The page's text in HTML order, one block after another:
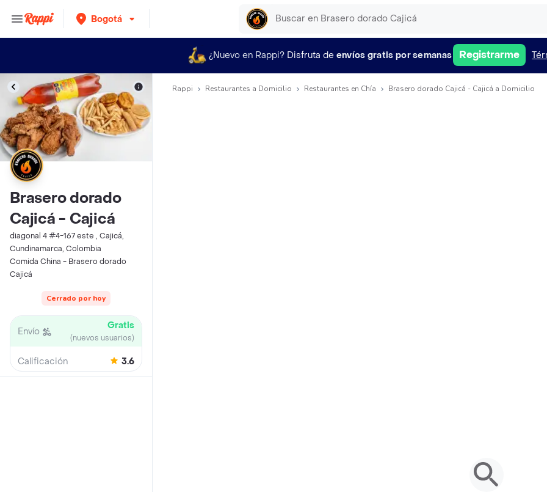
Bogotá
¿Nuevo en Rappi? Disfruta de envíos gratis por semanas Registrarme
Brasero dorado
Cajicá - Cajicá
diagonal 4 #4-167 este , Cajicá,
Cundinamarca, Colombia
Comida China - Brasero dorado
Cajicá
Cerrado por hoy
Envío Gratis
(nuevos usuarios)
Calificación 3.6
Rappi Restaurantes a Domicilio Restaurantes en Chía Brasero dorado Cajicá - Cajicá a Domicilio